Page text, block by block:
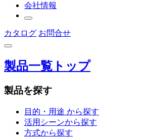
会社情報
カタログ お問合せ
製品一覧トップ
製品を探す
目的・用途 から探す
活用シーンから探す
方式から探す